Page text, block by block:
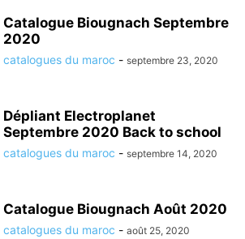
Catalogue Biougnach Septembre
2020
catalogues du maroc - septembre 23, 2020
Dépliant Electroplanet
Septembre 2020 Back to school
catalogues du maroc - septembre 14, 2020
Catalogue Biougnach Août 2020
catalogues du maroc - août 25, 2020